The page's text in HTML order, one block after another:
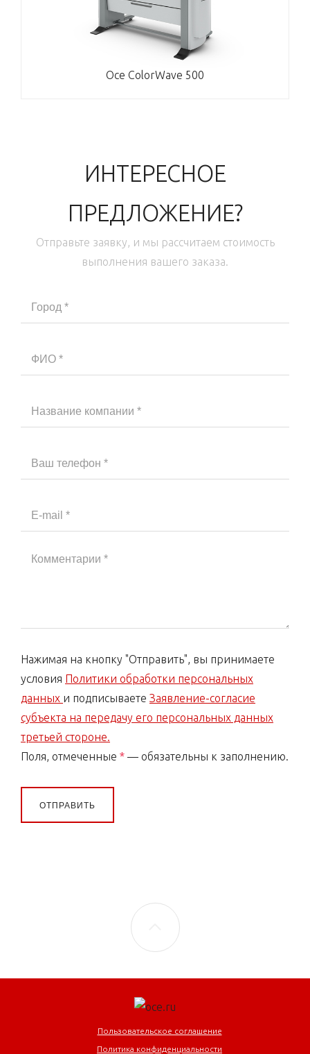
Oce ColorWave 500
ИНТЕРЕСНОЕ
ПРЕДЛОЖЕНИЕ?
Отправьте заявку, и мы рассчитаем стоимость
выполнения вашего заказа.
Нажимая на кнопку "Отправить", вы принимаете
условия Политики обработки персональных
данных и подписываете Заявление-согласие
субъекта на передачу его персональных данных
третьей стороне.
Поля, отмеченные * — обязательны к заполнению.
ОТПРАВИТЬ
Пользовательское соглашение
Политика конфиденциальности